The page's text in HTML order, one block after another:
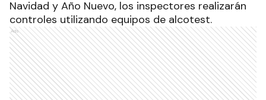
Navidad y Año Nuevo, los inspectores realizarán
controles utilizando equipos de alcotest.
Ads